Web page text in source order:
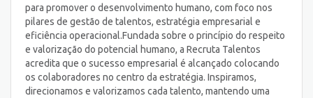
para promover o desenvolvimento humano, com foco nos
pilares de gestão de talentos, estratégia empresarial e
eficiência operacional. ​ Fundada sobre o princípio do respeito
e valorização do potencial humano, a Recruta Talentos
acredita que o sucesso empresarial é alcançado colocando
os colaboradores no centro da estratégia. Inspiramos,
direcionamos e valorizamos cada talento, mantendo uma